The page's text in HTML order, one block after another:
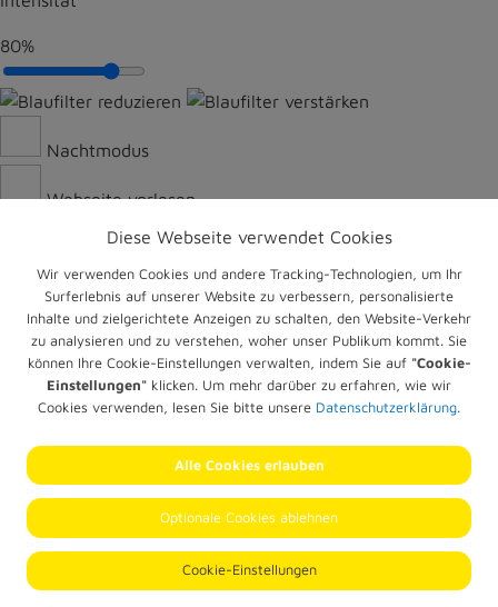
Diese Webseite verwendet Cookies
Wir verwenden Cookies und andere Tracking-Technologien, um Ihr
Surferlebnis auf unserer Website zu verbessern, personalisierte
Inhalte und zielgerichtete Anzeigen zu schalten, den Website-Verkehr
zu analysieren und zu verstehen, woher unser Publikum kommt. Sie
können Ihre Cookie-Einstellungen verwalten, indem Sie auf "Cookie-
Einstellungen" klicken. Um mehr darüber zu erfahren, wie wir
Cookies verwenden, lesen Sie bitte unsere Datenschutzerklärung.
Alle Cookies erlauben
Optionale Cookies ablehnen
Cookie-Einstellungen